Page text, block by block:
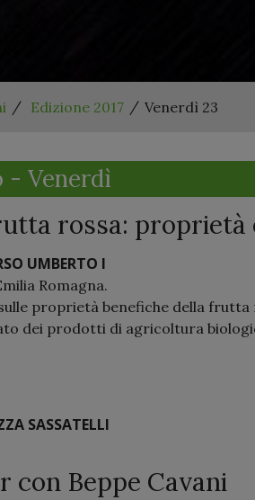
Edizione 2017 Venerdì 23
- Venerdì
rossa: proprietà
UMBERTO I
Romagna.
proprietà benefiche della
dei prodotti di agricoltura
SASSATELLI
con Beppe Cavani